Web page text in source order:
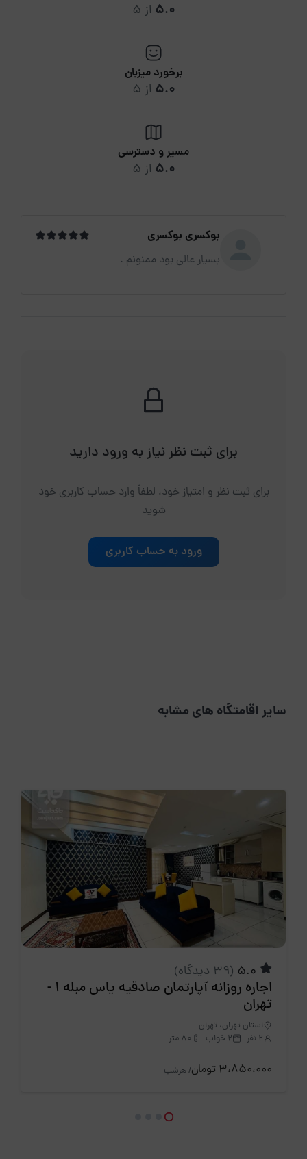
5.0 از 5
برخورد میزبان
5.0 از 5
مسیر و دسترسی
5.0 از 5
بوکسری بوکسری
بسیار عالی بود ممنونم .
برای ثبت نظر نیاز به ورود دارید
برای ثبت نظر و امتیاز خود، لطفاً وارد حساب کاربری خود
شوید
ورود به حساب کاربری
سایر اقامتگاه های مشابه
(39 دیدگاه)
اجاره روزانه آپارتمان صادقیه یاس مبله 1 -
تهران
استان تهران، تهران
2 نفر
2 خواب 80 متر
3،850،000 تومان / هرشب